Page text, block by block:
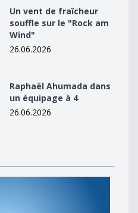
sur le &quot;Rock am
Un vent de fraîcheur
souffle sur le "Rock am
Wind"
26.06.2026
équipage à 4
Raphaël Ahumada dans
un équipage à 4
26.06.2026